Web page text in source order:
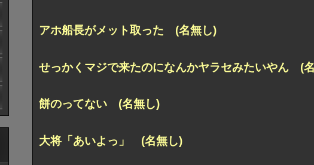
アホ船長がメット取った (名無し)
せっかくマジで来たのになんかヤラセみたいやん (
餅のってない (名無し)
大将「あいよっ」 (名無し)